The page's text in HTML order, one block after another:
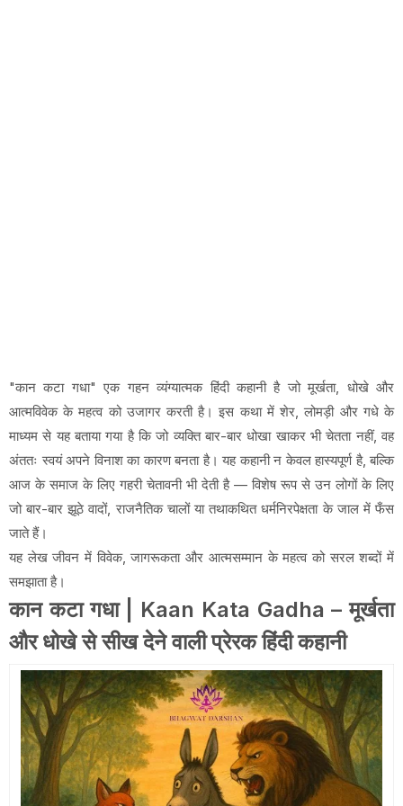
"कान कटा गधा" एक गहन व्यंग्यात्मक हिंदी कहानी है जो मूर्खता, धोखे और
आत्मविवेक के महत्व को उजागर करती है। इस कथा में शेर, लोमड़ी और गधे के
माध्यम से यह बताया गया है कि जो व्यक्ति बार-बार धोखा खाकर भी चेतता नहीं, वह
अंततः स्वयं अपने विनाश का कारण बनता है। यह कहानी न केवल हास्यपूर्ण है, बल्कि
आज के समाज के लिए गहरी चेतावनी भी देती है — विशेष रूप से उन लोगों के लिए
जो बार-बार झूठे वादों, राजनैतिक चालों या तथाकथित धर्मनिरपेक्षता के जाल में फँस
जाते हैं।
यह लेख जीवन में विवेक, जागरूकता और आत्मसम्मान के महत्व को सरल शब्दों में
समझाता है।
कान कटा गधा | Kaan Kata Gadha – मूर्खता
और धोखे से सीख देने वाली प्रेरक हिंदी कहानी